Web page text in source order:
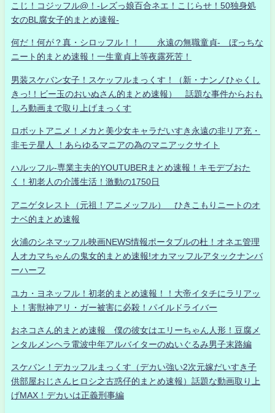
こじ！コジッフル@！-レズっ娘百合ネエ！こじらせ！50独身処
女のBL腐女子的まとめ速報-
何だ！何が？真・シロッフル！！ 永遠の無職童貞- ぼっちな
ニート的まとめ速報！一生童貞上等夜露死苦！
男装スケバン女子！スケッフルまっくす！（新・ナンノひゃくし
きっ!！ビー玉のおいぬさん的まとめ速報） 話題な事件からおも
しろ動画まで取り上げまっくす
ロボットアニメ！メカと美少女キャラだいすき永遠の非リア充・
非モテ星人 ！あらゆるマニアの為のマニアックサイト
ハルッフル-専業主夫的YOUTUBERまとめ速報！キモデブおた
く！初老人の介護生活！激動の1750日
アニゲタレスト（元祖！アニメッフル） ひきこもりニートのオ
ナベ的まとめ速報
火浦のシネマッフル映画NEWS情報ポータブルの杜！オネエ管理
人オカマちゃんの鬼女的まとめ速報!オカマッフルアタックナンバ
ーハーフ
ユカ・ヨネッフル！初老的まとめ速報！！大帝イタチにラリアッ
ト！害獣神アリ・ガー被害に必殺！パイルドライバー
おネコさん的まとめ速報 僕の彼女はエリーちゃん人形！豆腐メ
ンタルメンヘラ電波中年アルバイターのぬいぐるみ男子末路編
スケバン！デカッフルまっくす（デカい強い2次元嫁だいすき子
供部屋おじさんヒロシ之古惑仔的まとめ速報）話題な動画取り上
げMAX！デカいは正義刑事編